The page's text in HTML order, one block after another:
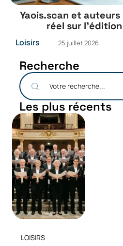
Yaois.scan et
réel sur
Loisirs 25 juillet 2026
Recherche
Les plus récents
LOISIRS